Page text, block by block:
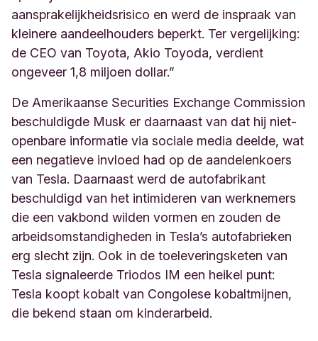
aansprakelijkheidsrisico en werd de inspraak van
kleinere aandeelhouders beperkt. Ter vergelijking:
de CEO van Toyota, Akio Toyoda, verdient
ongeveer 1,8 miljoen dollar.”
De Amerikaanse Securities Exchange Commission
beschuldigde Musk er daarnaast van dat hij niet-
openbare informatie via sociale media deelde, wat
een negatieve invloed had op de aandelenkoers
van Tesla. Daarnaast werd de autofabrikant
beschuldigd van het intimideren van werknemers
die een vakbond wilden vormen en zouden de
arbeidsomstandigheden in Tesla’s autofabrieken
erg slecht zijn. Ook in de toeleveringsketen van
Tesla signaleerde Triodos IM een heikel punt:
Tesla koopt kobalt van Congolese kobaltmijnen,
die bekend staan om kinderarbeid.